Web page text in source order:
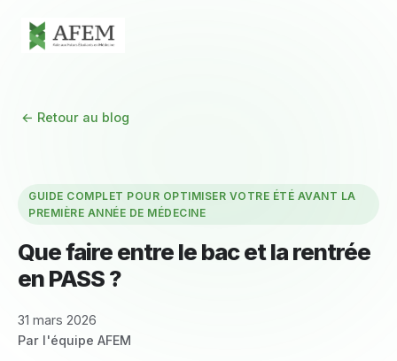
← Retour au blog
GUIDE COMPLET POUR OPTIMISER VOTRE ÉTÉ AVANT LA
PREMIÈRE ANNÉE DE MÉDECINE
Que faire entre le bac et la rentrée
en PASS ?
31 mars 2026
Par l'équipe AFEM